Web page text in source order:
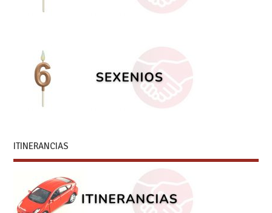
ITINERANCIAS